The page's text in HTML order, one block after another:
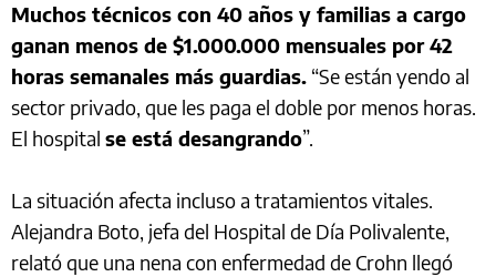
Muchos técnicos con 40 años y familias a cargo
ganan menos de $1.000.000 mensuales por 42
horas semanales más guardias. “Se están yendo al
sector privado, que les paga el doble por menos horas.
El hospital se está desangrando”.
La situación afecta incluso a tratamientos vitales.
Alejandra Boto, jefa del Hospital de Día Polivalente,
relató que una nena con enfermedad de Crohn llegó